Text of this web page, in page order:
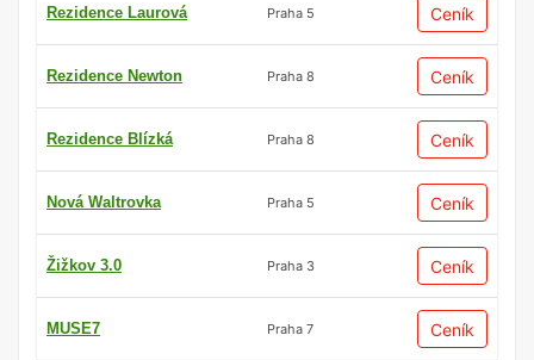
Rezidence Laurová Praha 5 Ceník
Rezidence Newton Praha 8 Ceník
Rezidence Blízká Praha 8 Ceník
Nová Waltrovka Praha 5 Ceník
Žižkov 3.0 Praha 3 Ceník
MUSE7 Praha 7 Ceník